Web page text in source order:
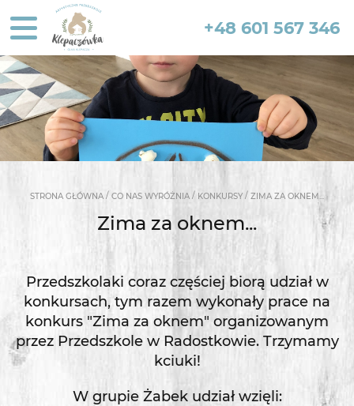
+48 601 567 346
STRONA GŁÓWNA / CO NAS WYRÓŻNIA / KONKURSY/ ZIMA ZA OKNEM...
Zima za oknem...
Przedszkolaki coraz częściej biorą udział w
konkursach, tym razem wykonały prace na
konkurs "Zima za oknem" organizowanym
przez Przedszkole w Radostkowie. Trzymamy
kciuki!
W grupie Żabek udział wzięli: